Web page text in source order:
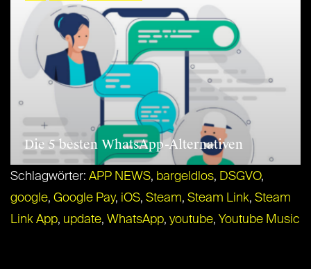
Die 5 besten WhatsApp-Alternativen
Schlagwörter: APP NEWS, bargeldlos, DSGVO,
google, Google Pay, iOS, Steam, Steam Link, Steam
Link App, update, WhatsApp, youtube, Youtube Music